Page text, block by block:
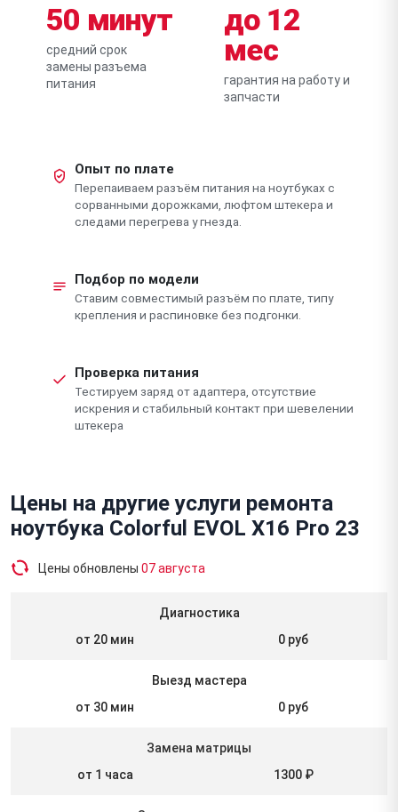
50 минут
средний срок
замены разъема
питания
до 12
мес
гарантия на работу и
запчасти
Опыт по плате
Перепаиваем разъём питания на ноутбуках с
сорванными дорожками, люфтом штекера и
следами перегрева у гнезда.
Подбор по модели
Ставим совместимый разъём по плате, типу
крепления и распиновке без подгонки.
Проверка питания
Тестируем заряд от адаптера, отсутствие
искрения и стабильный контакт при шевелении
штекера
Цены на другие услуги ремонта
ноутбука Colorful EVOL X16 Pro 23
Цены обновлены 07 августа
Диагностика
от 20 мин
0 руб
Выезд мастера
от 30 мин
0 руб
Замена матрицы
от 1 часа
1300 ₽